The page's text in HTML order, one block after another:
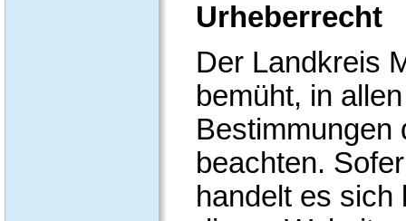
Urheberrecht
Der Landkreis
bemüht, in
Bestimmungen
beachten.
handelt es sich